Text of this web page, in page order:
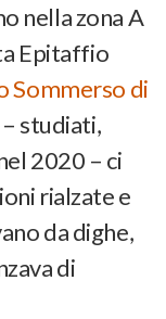
nella zona A
Epitaffio
Sommerso di
studiati,
2020 – ci
rialzate e
da dighe,
di